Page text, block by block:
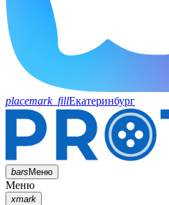
placemark_fillЕкатеринбург
barsМеню
Меню
xmark